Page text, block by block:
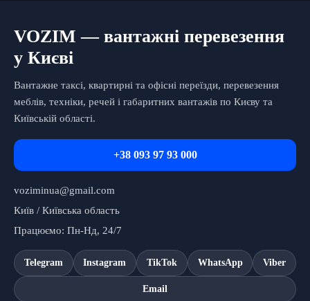
VOZIM — вантажні перевезення
у Києві
Вантажне таксі, квартирні та офісні переїзди, перевезення
меблів, техніки, речей і габаритних вантажів по Києву та
Київській області.
+38 093 97 93 000
voziminua@gmail.com
Київ / Київська область
Працюємо: Пн-Нд, 24/7
Telegram Instagram TikTok WhatsApp Viber
Email